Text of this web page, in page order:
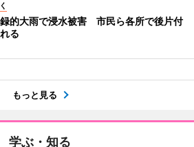
的大雨で浸水被害 市民ら各所で後片付
る
もっと見る
学ぶ・知る